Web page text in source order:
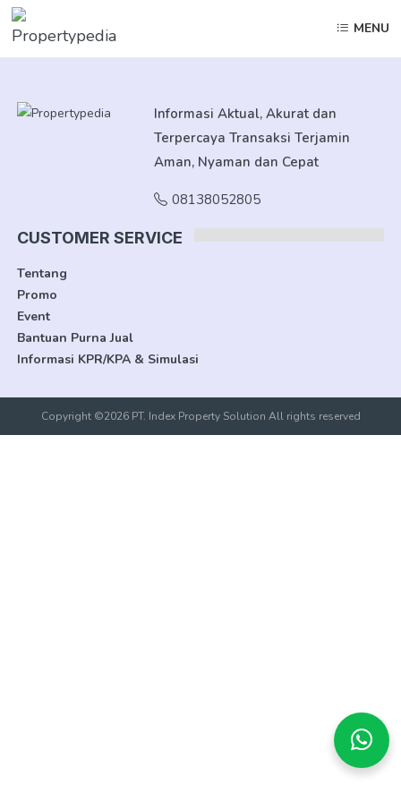
MENU
Informasi Aktual, Akurat dan
Terpercaya Transaksi Terjamin
Aman, Nyaman dan Cepat
08138052805
CUSTOMER SERVICE
Tentang
Promo
Event
Bantuan Purna Jual
Informasi KPR/KPA & Simulasi
Copyright ©2026 PT. Index Property Solution All rights reserved